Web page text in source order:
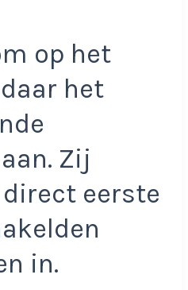
op het
het
Zij
eerste
in.